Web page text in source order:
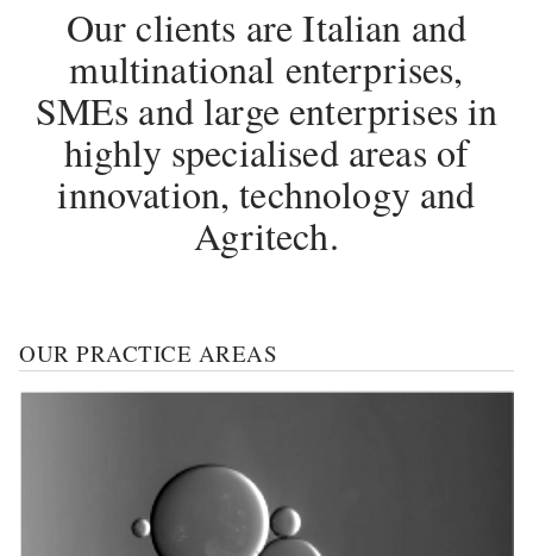
Our clients are Italian and
multinational enterprises,
SMEs and large enterprises in
highly specialised areas of
innovation, technology and
Agritech.
OUR PRACTICE AREAS